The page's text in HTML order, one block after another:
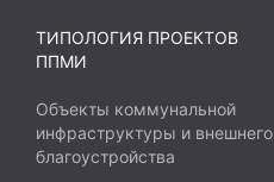
ТИПОЛОГИЯ ПРОЕКТОВ
ППМИ
Объекты коммунальной
инфраструктуры и внешнего
благоустройства